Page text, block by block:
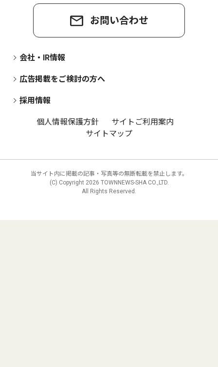
お問い合わせ
会社・IR情報
広告掲載をご検討の方へ
採用情報
個人情報保護方針
サイトご利用案内
サイトマップ
当サイト内に掲載の記事・写真等の無断転載を禁止します。
(C) Copyright 2026 TOWNNEWS-SHA CO.,LTD.
All Rights Reserved.